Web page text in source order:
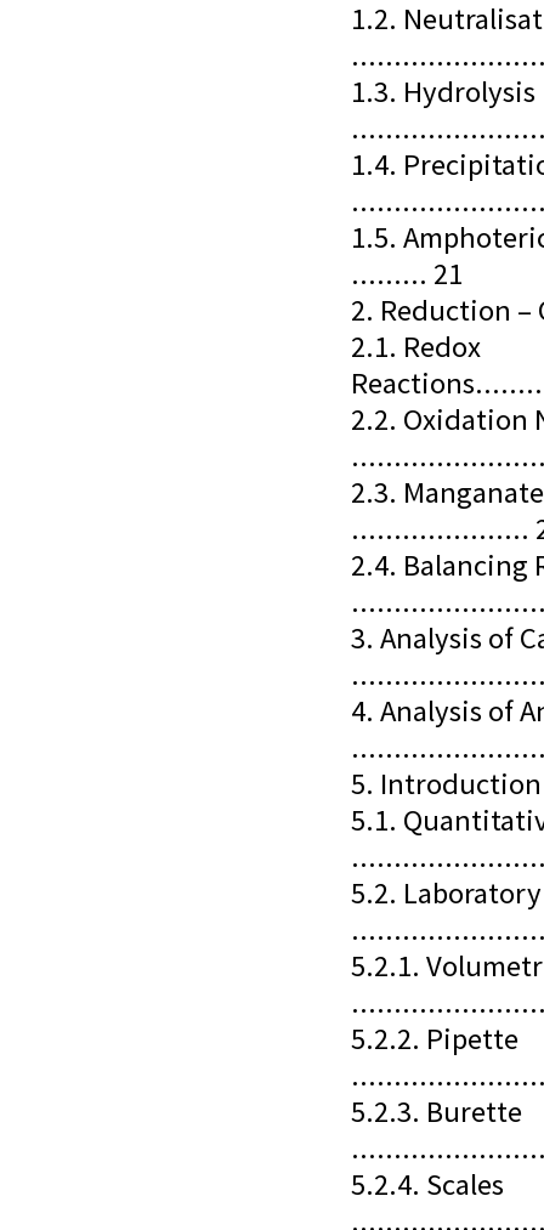
1.2.
1.3.
1.4.
1.5.
......... 21
2. Reduction –
2.1. Redox
2.2. Oxidation
2.3.
.....................
2.4. Balancing
3. Analysis of
4. Analysis of
5.
5.1.
5.2.
5.2.1.
5.2.2. Pipette
5.2.3. Burette
5.2.4. Scales